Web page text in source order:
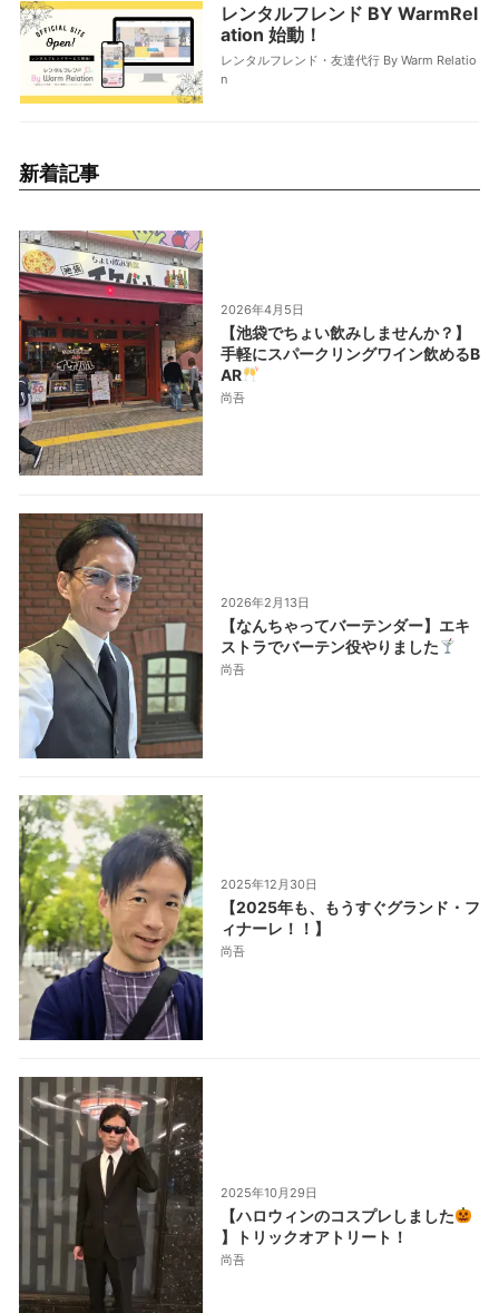
レンタルフレンド BY WarmRel
ation 始動！
レンタルフレンド・友達代行 By Warm Relatio
n
新着記事
2026年4月5日
【池袋でちょい飲みしませんか？】
手軽にスパークリングワイン飲めるB
AR
尚吾
2026年2月13日
【なんちゃってバーテンダー】エキ
ストラでバーテン役やりました
尚吾
2025年12月30日
【2025年も、もうすぐグランド・フ
ィナーレ！！】
尚吾
2025年10月29日
【ハロウィンのコスプレしました
】トリックオアトリート！
尚吾